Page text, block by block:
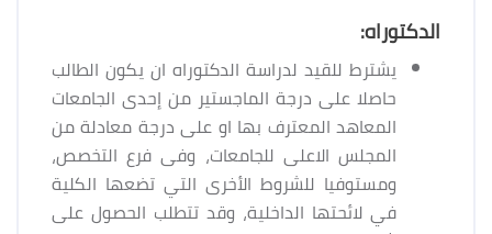
الدكتوراه:
يشترط للقيد لدراسة الدكتوراه ان يكون الطالب
حاصلا على درجة الماجستير من إحدى الجامعات
المعاهد المعترف بها او على درجة معادلة من
المجلس الاعلى للجامعات، وفى فرع التخصص،
ومستوفيا للشروط الأخرى التي تضعها الكلية
في لائحتها الداخلية، وقد تتطلب الحصول على